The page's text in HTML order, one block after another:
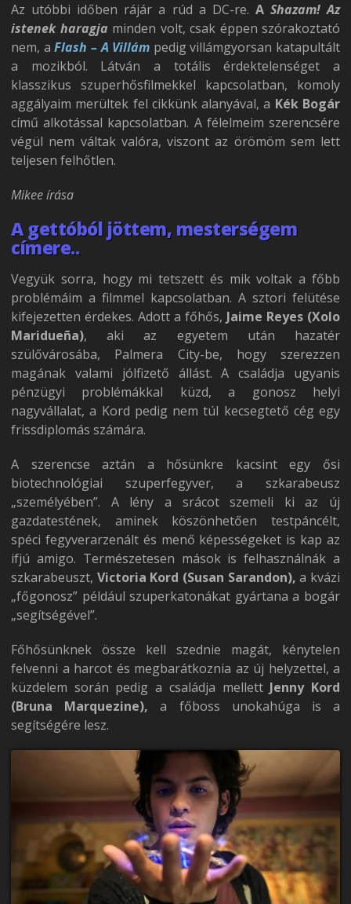
Az utóbbi időben rájár a rúd a DC-re. A Shazam! Az
istenek haragja minden volt, csak éppen szórakoztató
nem, aFlash – A Villám pedig villámgyorsan katapultált
a mozikból. Látván a totális érdektelenséget a
klasszikus szuperhősfilmekkel kapcsolatban, komoly
aggályaim merültek fel cikkünk alanyával, a Kék Bogár
című alkotással kapcsolatban. A félelmeim szerencsére
végül nem váltak valóra, viszont az örömöm sem lett
teljesen felhőtlen.
Mikee írása
A gettóból jöttem, mesterségem
címere..
Vegyük sorra, hogy mi tetszett és mik voltak a főbb
problémáim a filmmel kapcsolatban. A sztori felütése
kifejezetten érdekes. Adott a főhős, Jaime Reyes (Xolo
Maridueña), aki az egyetem után hazatér
szülővárosába, Palmera City-be, hogy szerezzen
magának valami jólfizető állást. A családja ugyanis
pénzügyi problémákkal küzd, a gonosz helyi
nagyvállalat, a Kord pedig nem túl kecsegtető cég egy
frissdiplomás számára.
A szerencse aztán a hősünkre kacsint egy ősi
biotechnológiai szuperfegyver, a szkarabeusz
„személyében”. A lény a srácot szemeli ki az új
gazdatestének, aminek köszönhetően testpáncélt,
spéci fegyverarzenált és menő képességeket is kap az
ifjú amigo. Természetesen mások is felhasználnák a
szkarabeuszt, Victoria Kord (Susan Sarandon), a kvázi
„főgonosz” például szuperkatonákat gyártana a bogár
„segítségével”.
Főhősünknek össze kell szednie magát, kénytelen
felvenni a harcot és megbarátkoznia az új helyzettel, a
küzdelem során pedig a családja mellettJenny Kord
(Bruna Marquezine), a főboss unokahúga is a
segítségére lesz.